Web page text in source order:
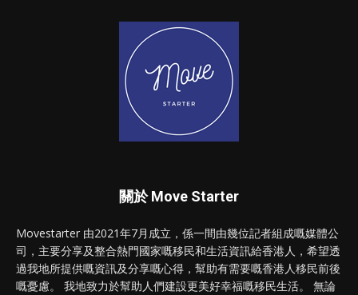
關於 Move Starter
Movestarter 由2021年7月成立，係一間由幾位記者組成嘅媒體公
司，主要分享及整合熱門國家嘅移民和生活資訊給香港人，希望透
過我地所提供嘅資訊及分享嘅心得，幫助有需要嘅香港人移民前後
嘅憂慮。 我地致力於幫助人們建設更美好幸福嘅移民生活。 無論